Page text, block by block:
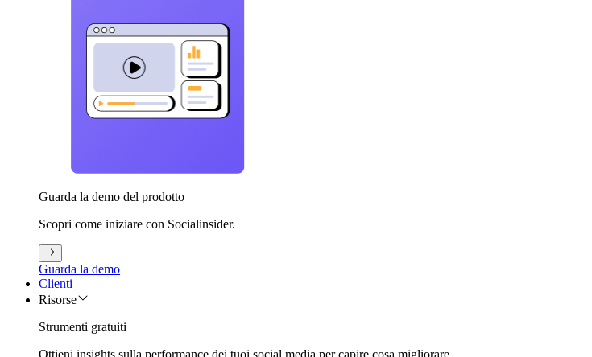
Guarda la demo del prodotto
Scopri come iniziare con Socialinsider.
Guarda la demo
Clienti
Risorse
Strumenti gratuiti
Ottieni insights sulla performance dei tuoi social media per capire cosa migliorare.